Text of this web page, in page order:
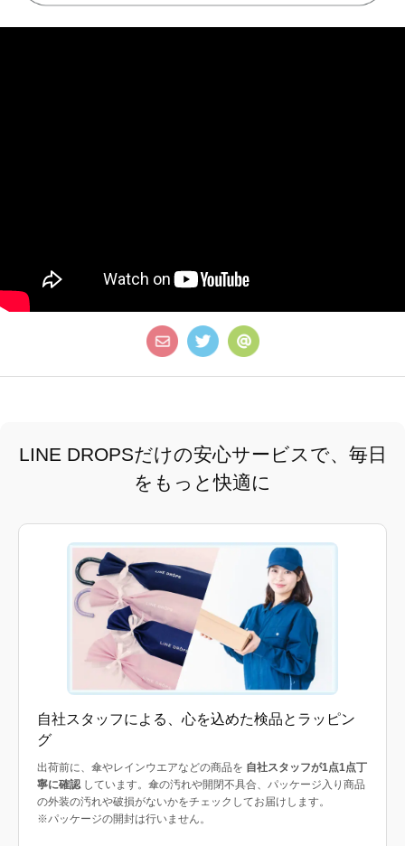
LINE DROPSだけの安心サービスで、毎日
をもっと快適に
自社スタッフによる、心を込めた検品とラッピン
グ
出荷前に、傘やレインウエアなどの商品を 自社スタッフが1点1点丁
寧に確認しています。傘の汚れや開閉不具合、パッケージ入り商品
の外装の汚れや破損がないかをチェックしてお届けします。
※パッケージの開封は行いません。